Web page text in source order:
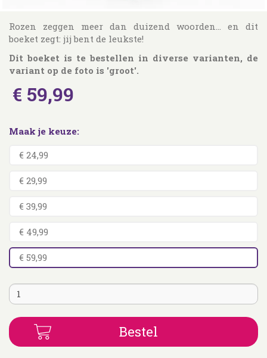
Rozen zeggen meer dan duizend woorden... en dit
boeket zegt: jij bent de leukste!
Dit boeket is te bestellen in diverse varianten, de
variant op de foto is 'groot'.
€ 59,99
Maak je keuze:
€ 24,99
€ 29,99
€ 39,99
€ 49,99
€ 59,99